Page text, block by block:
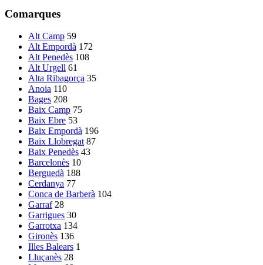
Comarques
Alt Camp 59
Alt Empordà 172
Alt Penedès 108
Alt Urgell 61
Alta Ribagorça 35
Anoia 110
Bages 208
Baix Camp 75
Baix Ebre 53
Baix Empordà 196
Baix Llobregat 87
Baix Penedès 43
Barcelonès 10
Berguedà 188
Cerdanya 77
Conca de Barberà 104
Garraf 28
Garrigues 30
Garrotxa 134
Gironès 136
Illes Balears 1
Lluçanès 28